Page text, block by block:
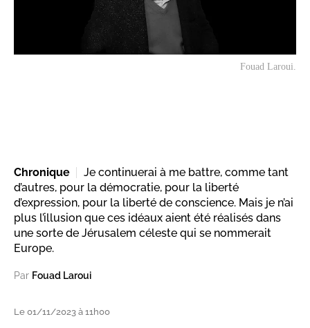
Fouad Laroui.
Chronique
Je continuerai à me battre, comme tant
d’autres, pour la démocratie, pour la liberté
d’expression, pour la liberté de conscience. Mais je n’ai
plus l’illusion que ces idéaux aient été réalisés dans
une sorte de Jérusalem céleste qui se nommerait
Europe.
Par Fouad Laroui
Le 01/11/2023 à 11h00